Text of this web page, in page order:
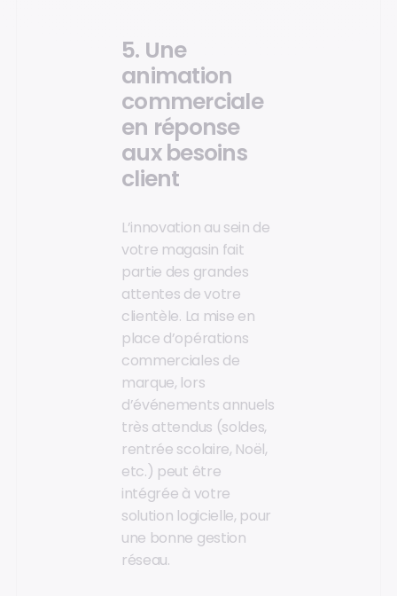
5. Une
animation
commerciale
en réponse
aux besoins
client
L’innovation au sein de
votre magasin fait
partie des grandes
attentes de votre
clientèle. La mise en
place d’opérations
commerciales de
marque, lors
d’événements annuels
très attendus (soldes,
rentrée scolaire, Noël,
etc.) peut être
intégrée à votre
solution logicielle, pour
une bonne gestion
réseau.